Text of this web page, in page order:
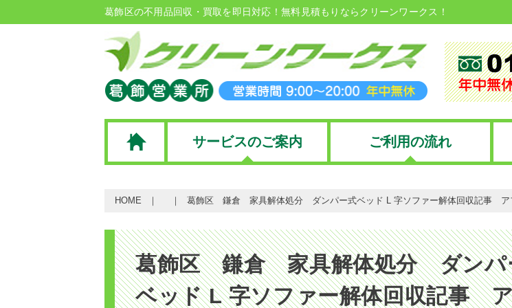
葛飾区の不用品回収・買取を即日対応！無料見積もりならクリーンワークス！
サービスのご案内 ご利用の流れ
HOME 葛飾区 鎌倉 家具解体処分 ダンパー式ベッド L 字ソファー解体回収記事 ア
葛飾区 鎌倉 家具解体処分 ダンパ
ベッド L 字ソファー解体回収記事